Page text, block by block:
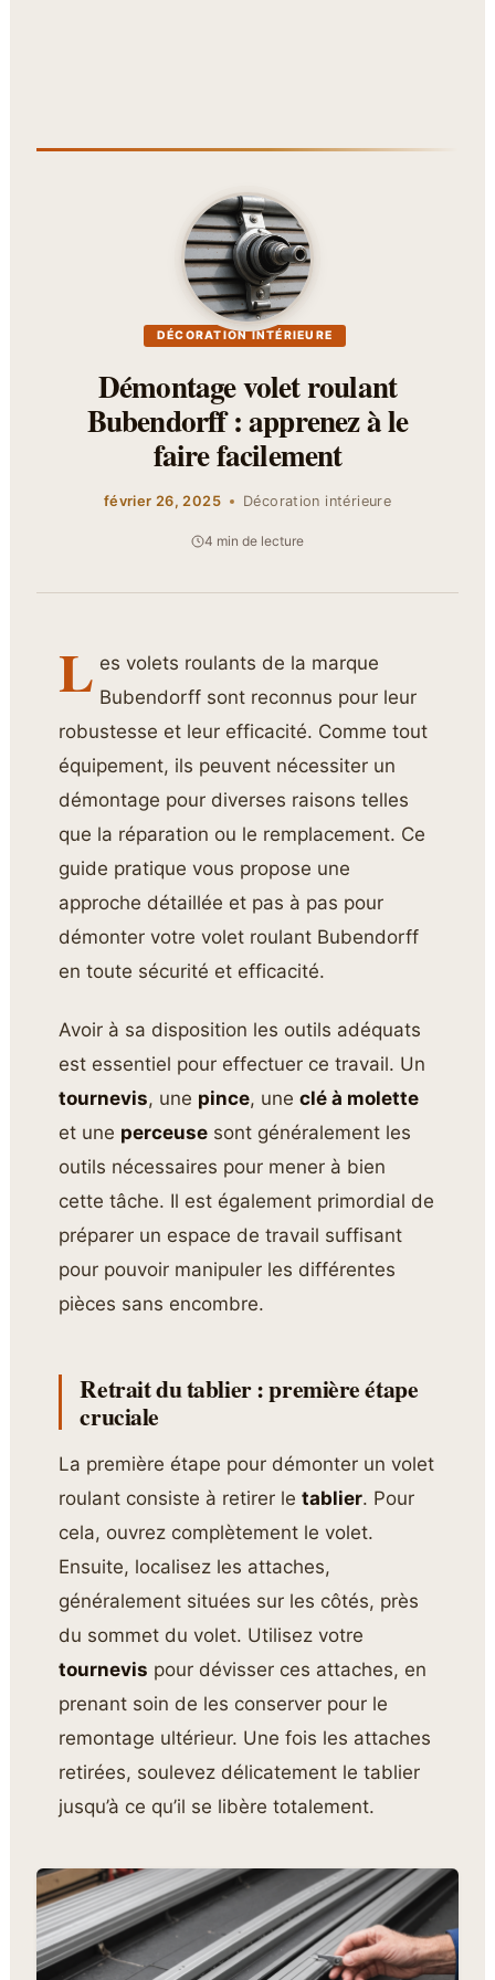
DÉCORATION INTÉRIEURE
Démontage volet roulant
Bubendorff : apprenez à le
faire facilement
février 26, 2025 Décoration intérieure
4 min de lecture
L es volets roulants de la marque
Bubendorff sont reconnus pour leur
robustesse et leur efficacité. Comme tout
équipement, ils peuvent nécessiter un
démontage pour diverses raisons telles
que la réparation ou le remplacement. Ce
guide pratique vous propose une
approche détaillée et pas à pas pour
démonter votre volet roulant Bubendorff
en toute sécurité et efficacité.
Avoir à sa disposition les outils adéquats
est essentiel pour effectuer ce travail. Un
tournevis, une pince, uneclé à molette
et une perceuse sont généralement les
outils nécessaires pour mener à bien
cette tâche. Il est également primordial de
préparer un espace de travail suffisant
pour pouvoir manipuler les différentes
pièces sans encombre.
Retrait du tablier : première étape
cruciale
La première étape pour démonter un volet
roulant consiste à retirer letablier. Pour
cela, ouvrez complètement le volet.
Ensuite, localisez les attaches,
généralement situées sur les côtés, près
du sommet du volet. Utilisez votre
tournevis pour dévisser ces attaches, en
prenant soin de les conserver pour le
remontage ultérieur. Une fois les attaches
retirées, soulevez délicatement le tablier
jusqu’à ce qu’il se libère totalement.